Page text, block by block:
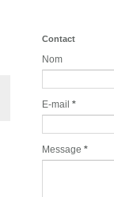
Contact
Nom
E-mail *
Message *